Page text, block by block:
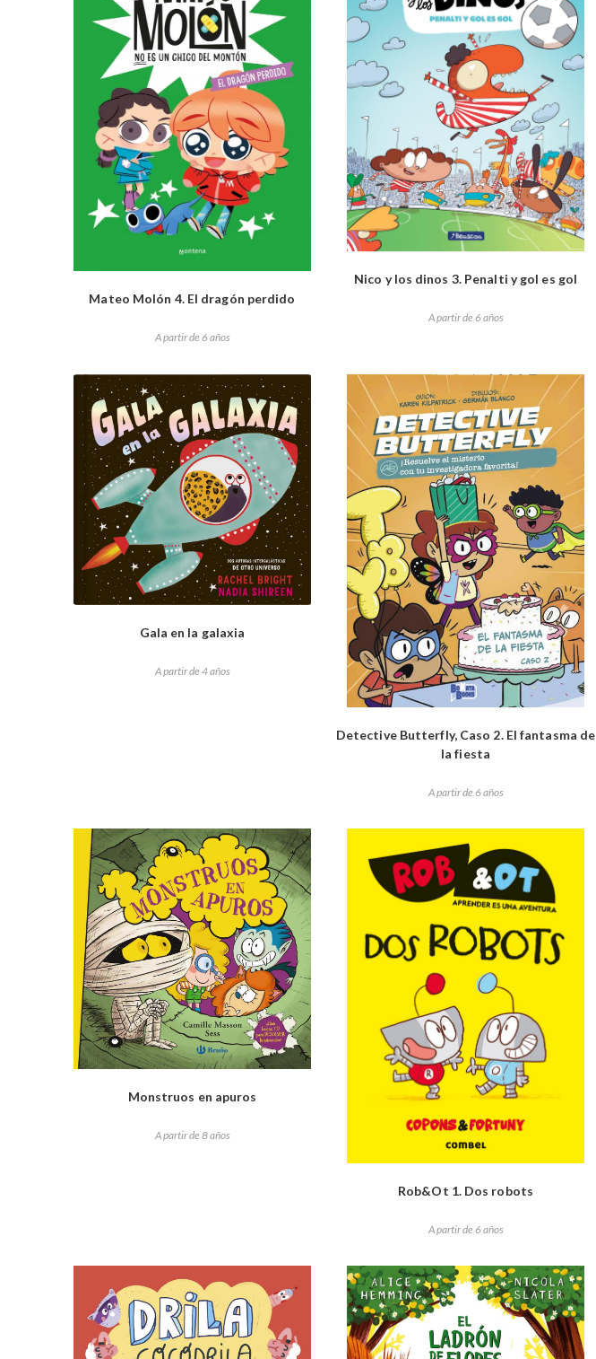
Mateo Molón 4. El dragón perdido
A partir de 6 años
Nico y los dinos 3. Penalti y gol es gol
A partir de 6 años
Gala en la galaxia
A partir de 4 años
Detective Butterfly, Caso 2. El fantasma de
la fiesta
A partir de 6 años
Monstruos en apuros
A partir de 8 años
Rob&Ot 1. Dos robots
A partir de 6 años